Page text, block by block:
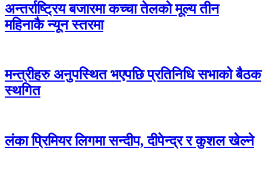
अन्तर्राष्ट्रिय बजारमा कच्चा तेलको मूल्य तीन
महिनाकै न्यून स्तरमा
मन्त्रीहरु अनुपस्थित भएपछि प्रतिनिधि सभाको बैठक
स्थगित
लंका प्रिमियर लिगमा सन्दीप, दीपेन्द्र र कुशल खेल्ने